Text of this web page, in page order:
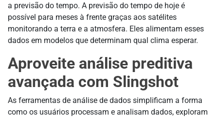
a previsão do tempo. A previsão do tempo de hoje é
possível para meses à frente graças aos satélites
monitorando a terra e a atmosfera. Eles alimentam esses
dados em modelos que determinam qual clima esperar.
Aproveite análise preditiva
avançada com Slingshot
As ferramentas de análise de dados simplificam a forma
como os usuários processam e analisam dados, exploram